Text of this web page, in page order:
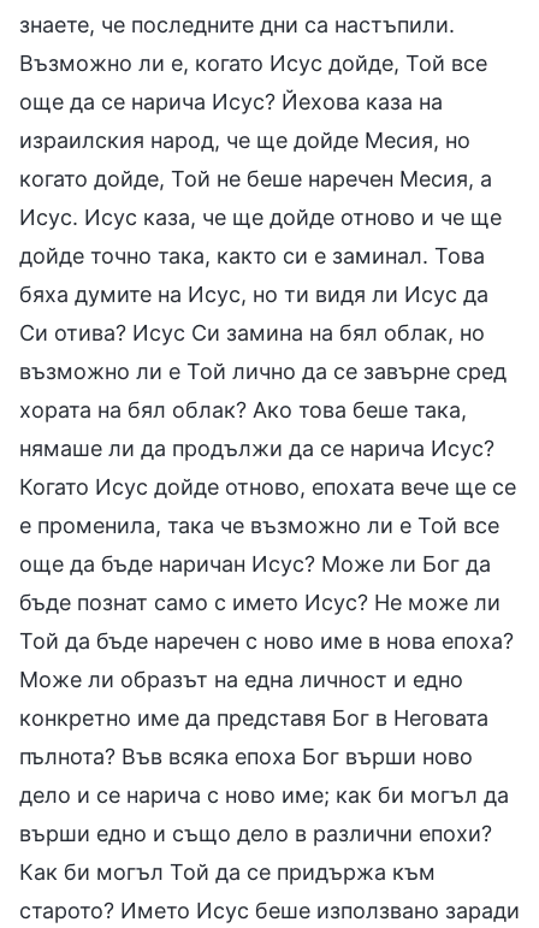
знаете, че последните дни са настъпили.
Възможно ли е, когато Исус дойде, Той все
още да се нарича Исус? Йехова каза на
израилския народ, че ще дойде Месия, но
когато дойде, Той не беше наречен Месия, а
Исус. Исус каза, че ще дойде отново и че ще
дойде точно така, както си е заминал. Това
бяха думите на Исус, но ти видя ли Исус да
Си отива? Исус Си замина на бял облак, но
възможно ли е Той лично да се завърне сред
хората на бял облак? Ако това беше така,
нямаше ли да продължи да се нарича Исус?
Когато Исус дойде отново, епохата вече ще се
е променила, така че възможно ли е Той все
още да бъде наричан Исус? Може ли Бог да
бъде познат само с името Исус? Не може ли
Той да бъде наречен с ново име в нова епоха?
Може ли образът на една личност и едно
конкретно име да представя Бог в Неговата
пълнота? Във всяка епоха Бог върши ново
дело и се нарича с ново име; как би могъл да
върши едно и също дело в различни епохи?
Как би могъл Той да се придържа към
старото? Името Исус беше използвано заради